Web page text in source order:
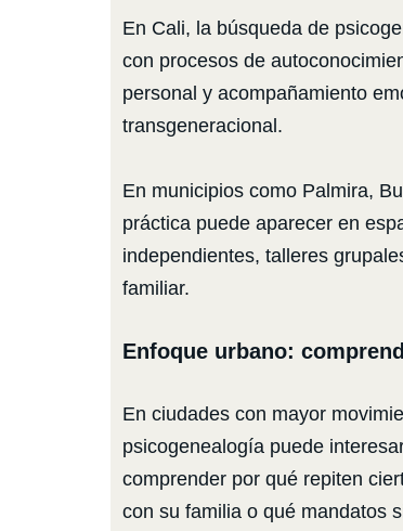
En Cali, la búsqueda de
con procesos de
personal y acompañamiento
transgeneracional.
En municipios como Palmira,
práctica puede aparecer en
independientes, talleres
familiar.
Enfoque urbano:
En ciudades con mayor
psicogenealogía puede
comprender por qué repiten
con su familia o qué mandatos